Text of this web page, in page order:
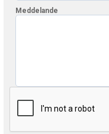
Meddelande